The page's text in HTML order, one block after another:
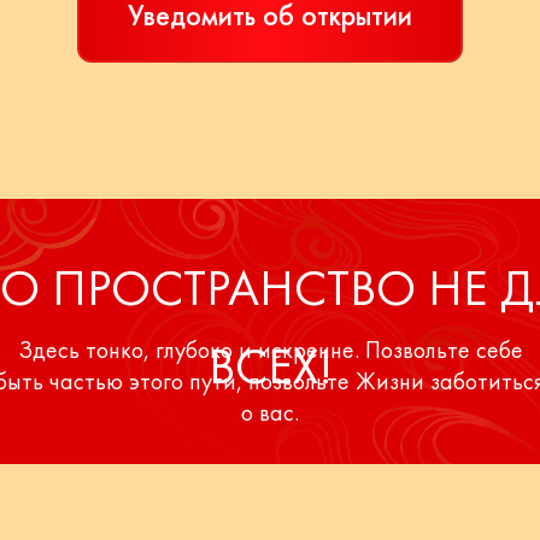
Уведомить об открытии
ПРОСТРАНСТВО НЕ
ВСЕХ!
Здесь тонко, глубоко и искренне. Позвольте себе
частью этого пути, позвольте Жизни
о вас.